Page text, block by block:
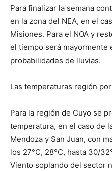
Para finalizar la semana
en la zona del NEA, en el
Misiones. Para el NOA y
el tiempo será mayormente
probabilidades de lluvias.
Las temperaturas región
Para la región de Cuyo se
temperatura, en el caso de
Mendoza y San Juan, con
los 27°C, 28°C, hasta 30/
Viento soplando del sector